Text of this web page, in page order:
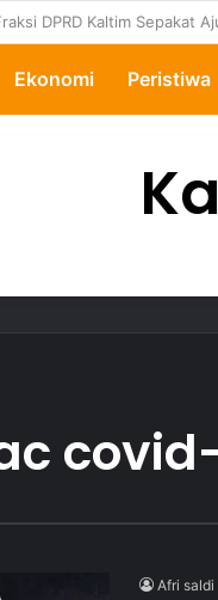
Dipertanyakan,
Ekonomi Peristiwa
Afri saldi